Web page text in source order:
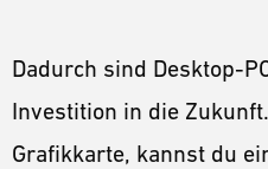
Dadurch sind Desktop-
Investition in die
Grafikkarte, kannst du